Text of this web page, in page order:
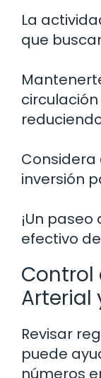
La
que
Considera
inversión
¡Un
efectivo
Control
Arterial
Revisar
puede
números